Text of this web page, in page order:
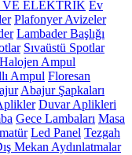
ELEKTRİK Ev
Plafonyer Avizeler
Lambader Başlığı
Sıvaüstü Spotlar
Halojen Ampul
Ampul Floresan
Abajur Şapkaları
Duvar Aplikleri
Gece Lambaları Masa
Led Panel Tezgah
Mekan Aydınlatmalar